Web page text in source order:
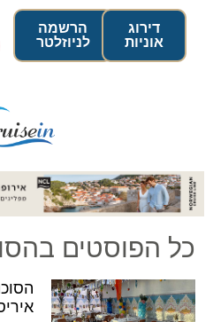
הרשמה
לניוזלטר
דירוג
אוניות
כל הפוסטים